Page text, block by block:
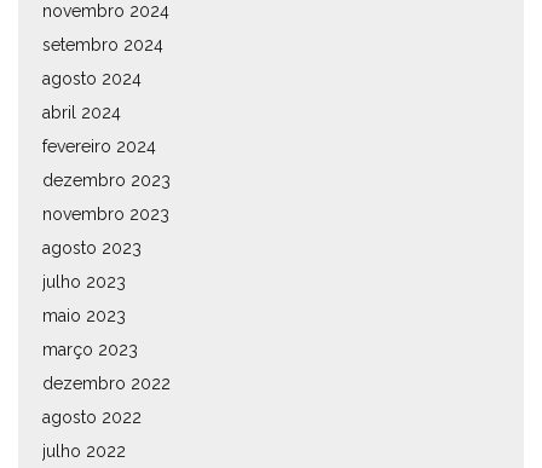
novembro 2024
setembro 2024
agosto 2024
abril 2024
fevereiro 2024
dezembro 2023
novembro 2023
agosto 2023
julho 2023
maio 2023
março 2023
dezembro 2022
agosto 2022
julho 2022